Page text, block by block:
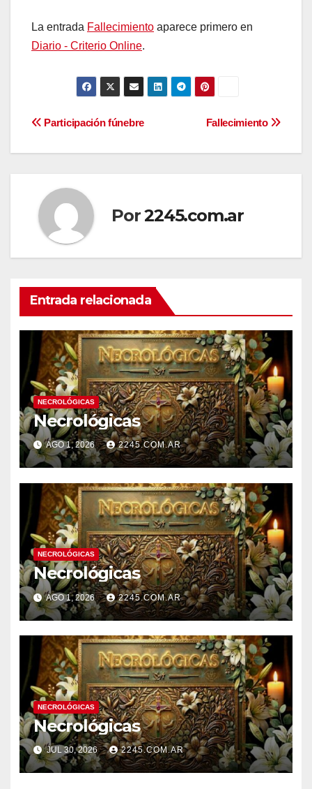
La entrada Fallecimiento aparece primero en
Diario - Criterio Online.
Navegación
de
entradas
Fallecimiento
Participación fúnebre
Por2245.com.ar
Entrada relacionada
NECROLÓGICAS
Necrológicas
AGO 1, 2026 2245.COM.AR
NECROLÓGICAS
Necrológicas
AGO 1, 2026 2245.COM.AR
NECROLÓGICAS
Necrológicas
JUL 30, 2026 2245.COM.AR